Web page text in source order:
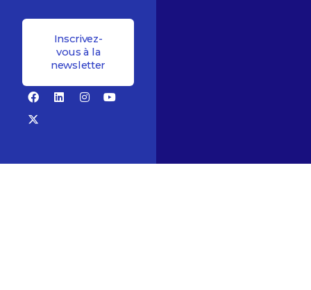
Inscrivez-
vous à la
newsletter